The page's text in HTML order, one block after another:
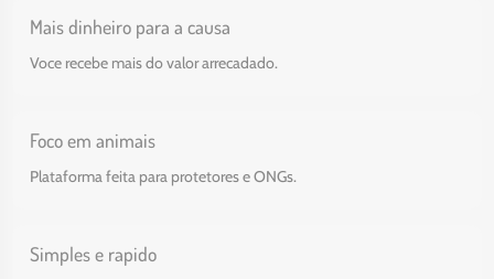
Mais dinheiro para a causa
Voce recebe mais do valor arrecadado.
Foco em animais
Plataforma feita para protetores e ONGs.
Simples e rapido